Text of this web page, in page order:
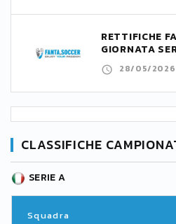
RETTIFICHE
GIORNATA
28/05/2026
CLASSIFICHE
SERIE A
Squadra